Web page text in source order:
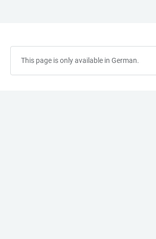
This page is only available in German.